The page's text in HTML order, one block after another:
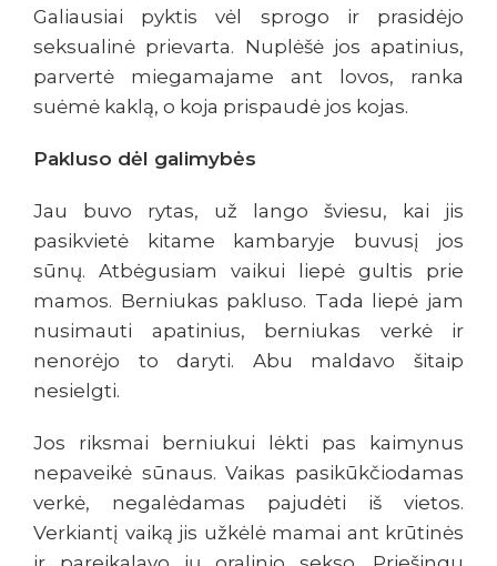
Galiausiai pyktis vėl sprogo ir prasidėjo
seksualinė prievarta. Nuplėšė jos apatinius,
parvertė miegamajame ant lovos, ranka
suėmė kaklą, o koja prispaudė jos kojas.
Pakluso dėl galimybės
Jau buvo rytas, už lango šviesu, kai jis
pasikvietė kitame kambaryje buvusį jos
sūnų. Atbėgusiam vaikui liepė gultis prie
mamos. Berniukas pakluso. Tada liepė jam
nusimauti apatinius, berniukas verkė ir
nenorėjo to daryti. Abu maldavo šitaip
nesielgti.
Jos riksmai berniukui lėkti pas kaimynus
nepaveikė sūnaus. Vaikas pasikūkčiodamas
verkė, negalėdamas pajudėti iš vietos.
Verkiantį vaiką jis užkėlė mamai ant krūtinės